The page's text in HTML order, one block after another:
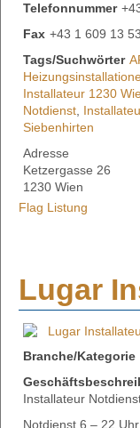
Telefonnummer
Fax +43 1 609 13
Tags/Suchwörter
Installateur 1230
Notdienst
Siebenhirten
Adresse
Ketzergasse 26
1230 Wien
Flag Listung
Lugar
Branche/Kategorie
Installateur
Notdienst 6 – 22